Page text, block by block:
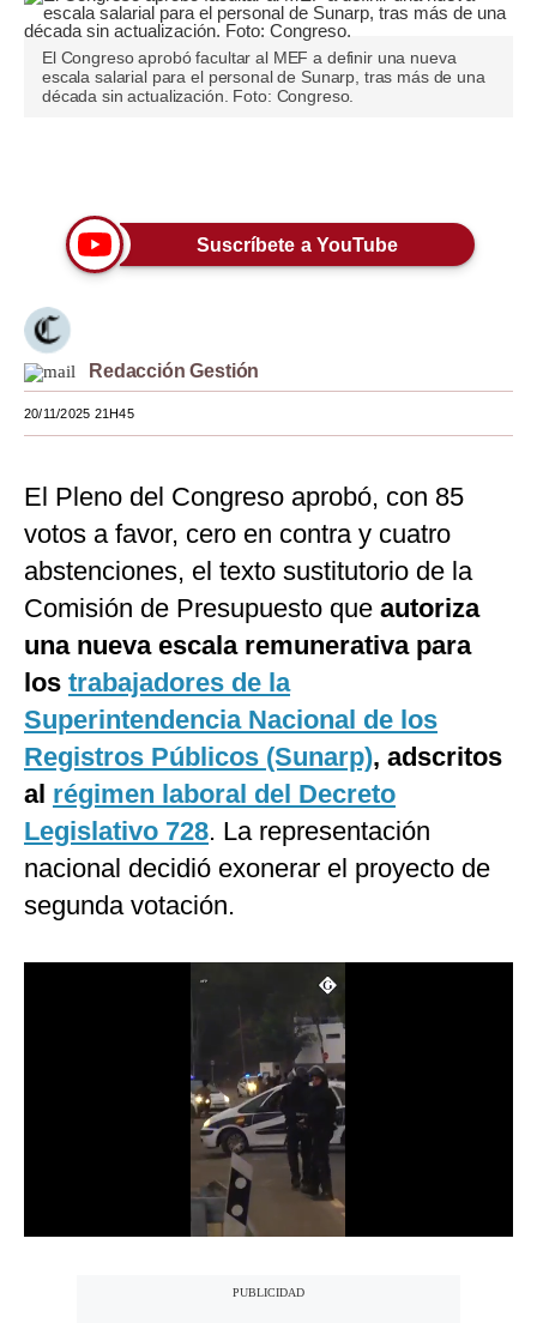
Blogs
Viajes
Estilos
Mundo
España
Internacional
Tecnología
Mix
G de Gestión
Notas Contratadas
Podcast
Gestión TV
Condiciones
El Congreso aprobó facultar al MEF a definir una nueva
escala salarial para el personal de Sunarp, tras más de una
década sin actualización. Foto: Congreso.
Suscríbete a YouTube
Redacción Gestión
20/11/2025 21H45
El Pleno del Congreso aprobó, con 85
votos a favor, cero en contra y cuatro
abstenciones, el texto sustitutorio de la
Comisión de Presupuesto que autoriza
una nueva escala remunerativa para
los trabajadores de la
Superintendencia Nacional de los
Registros Públicos (Sunarp), adscritos
al régimen laboral del Decreto
Legislativo 728. La representación
nacional decidió exonerar el proyecto de
segunda votación.